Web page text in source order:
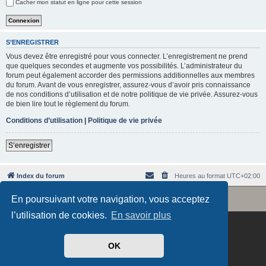
En poursuivant votre navigation, vous acceptez
l’utilisation de cookies. En savoir plus
OK
Cacher mon statut en ligne pour cette session
S’ENREGISTRER
Vous devez être enregistré pour vous connecter. L’enregistrement ne prend
que quelques secondes et augmente vos possibilités. L’administrateur du
forum peut également accorder des permissions additionnelles aux membres
du forum. Avant de vous enregistrer, assurez-vous d’avoir pris connaissance
de nos conditions d’utilisation et de notre politique de vie privée. Assurez-vous
de bien lire tout le règlement du forum.
Conditions d’utilisation | Politique de vie privée
S’enregistrer
Index du forum Heures au format UTC+02:00
Développé parphpBB® Forum Software © phpBB Limited
Traduit par
phpBB-fr.com